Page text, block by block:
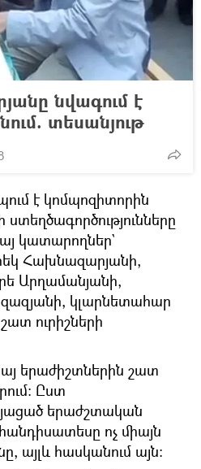
նվագում է
տեսանյութ
է կոմպոզիտորին
կատարողներ`
Հախնազարյանի,
Արղամանյանի,
կլարնետահար
ուրիշների
երաժիշտներին շատ
Ըստ
երաժշտական
ոչ միայն
այլև հասկանում այն։